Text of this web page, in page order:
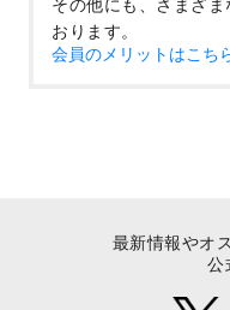
その他にも、さまざ
おります。
会員のメリットはこち
最新情報やオ
公